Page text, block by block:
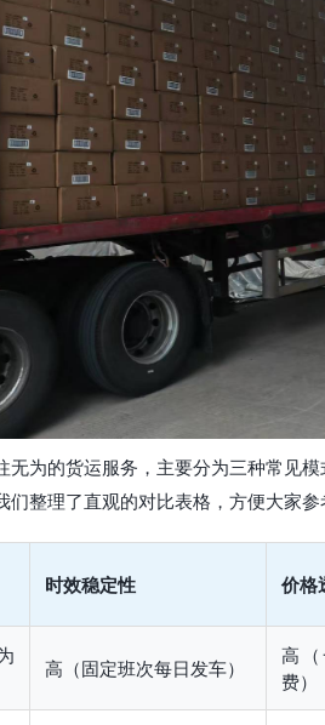
无为的货运服务，主要分为三种常见
们整理了直观的对比表格，方便大家参
时效稳定性 价格
高（固定班次每日发车）
高
费）